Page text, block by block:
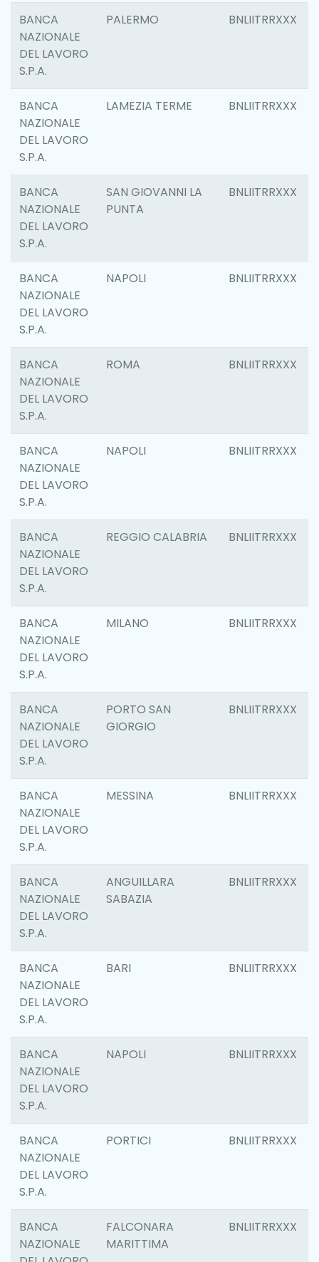
BANCA
NAZIONALE
DEL LAVORO
S.P.A.
PALERMO BNLIITRRXXX
BANCA
NAZIONALE
DEL LAVORO
S.P.A.
LAMEZIA TERME BNLIITRRXXX
BANCA
NAZIONALE
DEL LAVORO
S.P.A.
SAN GIOVANNI LA
PUNTA
BNLIITRRXXX
BANCA
NAZIONALE
DEL LAVORO
S.P.A.
NAPOLI BNLIITRRXXX
BANCA
NAZIONALE
DEL LAVORO
S.P.A.
ROMA BNLIITRRXXX
BANCA
NAZIONALE
DEL LAVORO
S.P.A.
NAPOLI BNLIITRRXXX
BANCA
NAZIONALE
DEL LAVORO
S.P.A.
REGGIO CALABRIA BNLIITRRXXX
BANCA
NAZIONALE
DEL LAVORO
S.P.A.
MILANO BNLIITRRXXX
BANCA
NAZIONALE
DEL LAVORO
S.P.A.
PORTO SAN
GIORGIO
BNLIITRRXXX
BANCA
NAZIONALE
DEL LAVORO
S.P.A.
MESSINA BNLIITRRXXX
BANCA
NAZIONALE
DEL LAVORO
S.P.A.
ANGUILLARA
SABAZIA
BNLIITRRXXX
BANCA
NAZIONALE
DEL LAVORO
S.P.A.
BARI BNLIITRRXXX
BANCA
NAZIONALE
DEL LAVORO
S.P.A.
NAPOLI BNLIITRRXXX
BANCA
NAZIONALE
DEL LAVORO
S.P.A.
PORTICI BNLIITRRXXX
BANCA
NAZIONALE
FALCONARA
MARITTIMA
BNLIITRRXXX